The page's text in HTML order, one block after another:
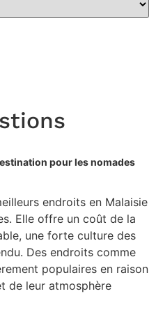
pour les nomades
endroits en Malaisie
Elle offre un coût de la
une forte culture des
Des endroits comme
populaires en raison
de leur atmosphère